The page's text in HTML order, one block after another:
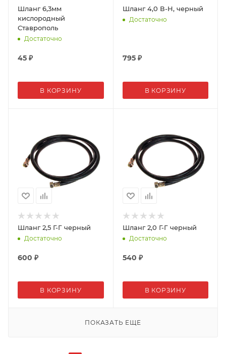
Шланг 6,3мм
кислородный
Ставрополь
Достаточно
45 ₽
В КОРЗИНУ
Шланг 4,0 В-Н, черный
Достаточно
795₽
В КОРЗИНУ
Шланг 2,5 Г-Г черный
Достаточно
600 ₽
В КОРЗИНУ
Шланг 2,0 Г-Г черный
Достаточно
540 ₽
В КОРЗИНУ
ПОКАЗАТЬ ЕЩЕ